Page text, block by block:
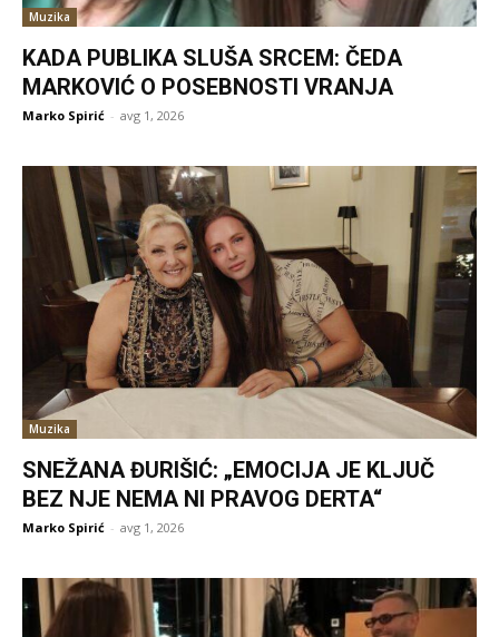
Muzika
KADA PUBLIKA SLUŠA SRCEM: ČEDA
MARKOVIĆ O POSEBNOSTI VRANJA
Marko Spirić - avg 1, 2026
Muzika
SNEŽANA ĐURIŠIĆ: „EMOCIJA JE KLJUČ
BEZ NJE NEMA NI PRAVOG DERTA“
Marko Spirić - avg 1, 2026